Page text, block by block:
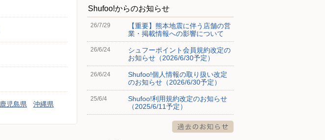
鹿児島県 沖縄県
Shufoo!からのお知らせ
26/7/29
【重要】熊本地震に伴う店舗の営
業・掲載情報への影響について
26/6/24
シュフーポイント会員規約改定の
お知らせ（2026/6/30予定）
26/6/24
Shufoo!個人情報の取り扱い改定
のお知らせ（2026/6/30予定）
25/6/4
Shufoo!利用規約改定のお知らせ
（2025/6/11予定）